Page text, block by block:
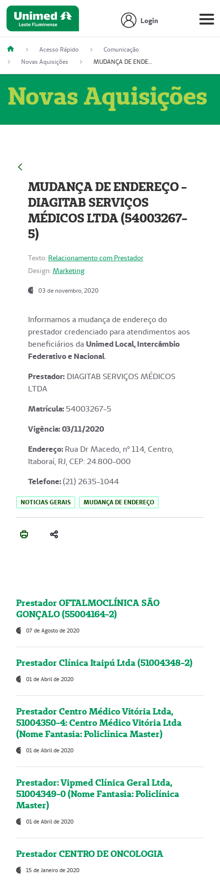
Login
Acesso Rápido
Comunicação
Novas Aquisições
MUDANÇA DE ENDEREÇO - DIAGITAB SERVIÇOS MÉDICOS LTDA (54003267-5)
Novas Aquisições
MUDANÇA DE ENDEREÇO -
DIAGITAB SERVIÇOS
MÉDICOS LTDA (54003267-
5)
Texto: Relacionamento com Prestador
Design: Marketing
03 de novembro, 2020
Informamos a mudança de endereço do
prestador credenciado para atendimentos aos
beneficiários da Unimed Local, Intercâmbio
Federativo e Nacional.
Prestador: DIAGITAB SERVIÇOS MÉDICOS
LTDA
Matrícula:54003267-5
Vigência: 03/11/2020
Endereço:Rua Dr Macedo, nº 114, Centro,
Itaboraí, RJ, CEP: 24.800-000
Telefone:(21) 2635-1044
NOTICIAS GERAIS MUDANÇA DE ENDEREÇO
Prestador OFTALMOCLÍNICA SÃO
GONÇALO (55004164-2)
07 de Agosto de 2020
Prestador Clínica Itaipú Ltda (51004348-2)
01 de Abril de 2020
Prestador Centro Médico Vitória Ltda,
51004350-4: Centro Médico Vitória Ltda
(Nome Fantasia: Policlínica Master)
01 de Abril de 2020
Prestador: Vipmed Clínica Geral Ltda,
51004349-0 (Nome Fantasia: Policlínica
Master)
01 de Abril de 2020
Prestador CENTRO DE ONCOLOGIA
15 de Janeiro de 2020